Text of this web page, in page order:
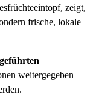
zeigt,
frische, lokale
weitergegeben